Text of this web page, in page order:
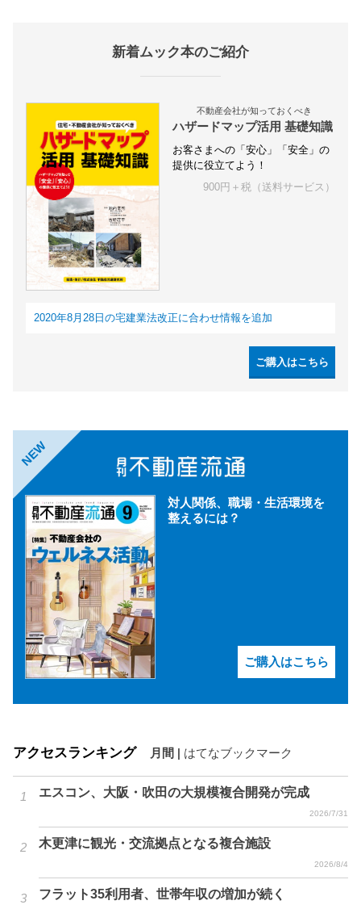
新着ムック本のご紹介
不動産会社が知っておくべき
ハザードマップ活用 基礎知識
お客さまへの「安心」「安全」の
提供に役立てよう！
900円＋税（送料サービス）
2020年8月28日の宅建業法改正に合わせ情報を追加
ご購入はこちら
NEW
対人関係、職場・生活環境を
整えるには？
ご購入はこちら
アクセスランキング 月間 はてなブックマーク
エスコン、大阪・吹田の大規模複合開発が完成
2026/7/31
木更津に観光・交流拠点となる複合施設
2026/8/4
フラット35利用者、世帯年収の増加が続く